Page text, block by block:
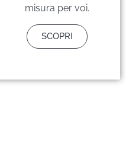
misura per voi.
SCOPRI